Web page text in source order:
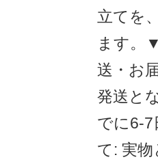
立てを
ます。
送・お
発送と
でに6-7
て: 実